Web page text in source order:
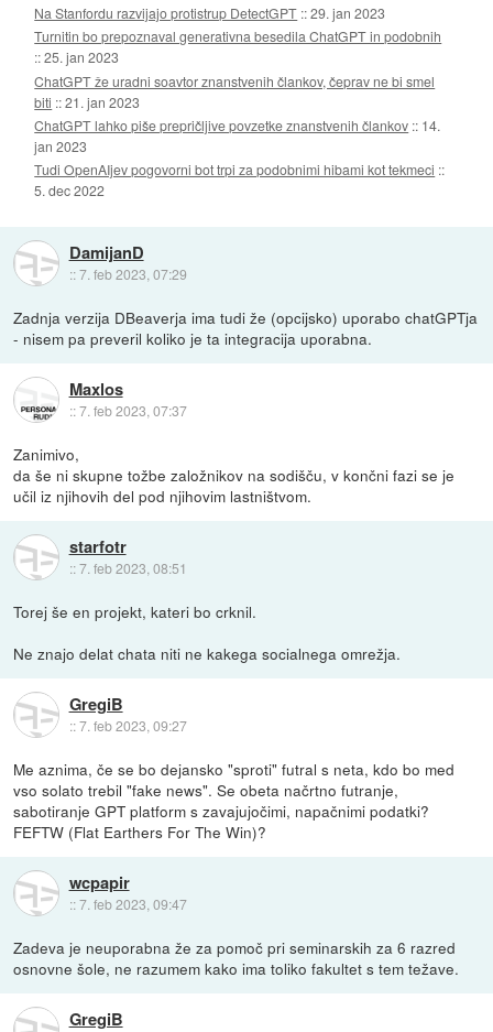
Na Stanfordu razvijajo protistrup DetectGPT ::29. jan 2023
Turnitin bo prepoznaval generativna besedila ChatGPT in podobnih
::25. jan 2023
ChatGPT že uradni soavtor znanstvenih člankov, čeprav ne bi smel
biti ::21. jan 2023
ChatGPT lahko piše prepričljive povzetke znanstvenih člankov :: 14.
jan 2023
Tudi OpenAIjev pogovorni bot trpi za podobnimi hibami kot tekmeci ::
5. dec 2022
DamijanD
::7. feb 2023, 07:29
Zadnja verzija DBeaverja ima tudi že (opcijsko) uporabo chatGPTja
- nisem pa preveril koliko je ta integracija uporabna.
Maxlos
::7. feb 2023, 07:37
Zanimivo,
da še ni skupne tožbe založnikov na sodišču, v končni fazi se je
učil iz njihovih del pod njihovim lastništvom.
starfotr
::7. feb 2023, 08:51
Torej še en projekt, kateri bo crknil.
Ne znajo delat chata niti ne kakega socialnega omrežja.
GregiB
::7. feb 2023, 09:27
Me aznima, če se bo dejansko "sproti" futral s neta, kdo bo med
vso solato trebil "fake news". Se obeta načrtno futranje,
sabotiranje GPT platform s zavajujočimi, napačnimi podatki?
FEFTW (Flat Earthers For The Win)?
wcpapir
::7. feb 2023, 09:47
Zadeva je neuporabna že za pomoč pri seminarskih za 6 razred
osnovne šole, ne razumem kako ima toliko fakultet s tem težave.
GregiB